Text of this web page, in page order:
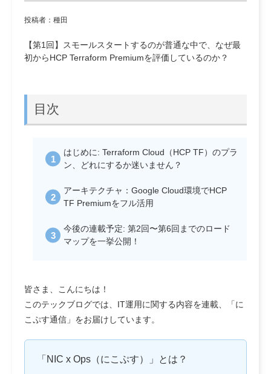
投稿者：種田
【第1回】スモールスタートするのが普通な中で、なぜ最
初からHCP Terraform Premiumを評価しているのか？
目次
はじめに: Terraform Cloud（HCP TF）のプラ
ン、どれにするか迷いません？
アーキテクチャ： Google Cloud環境でHCP
TF Premiumをフル活用
今後の連載予定: 第2回〜第6回までのロード
マップを一挙公開！
皆さま、こんにちは！
このテックブログでは、IT運用に関する内容を連載、「に
こぷす通信」をお届けしています。
「NIC x Ops（にこぷす）」とは？